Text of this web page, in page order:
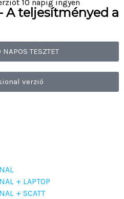
10 napig ingyen
A teljesítményed a
TESZTET
verzió
+ LAPTOP
+ SCATT